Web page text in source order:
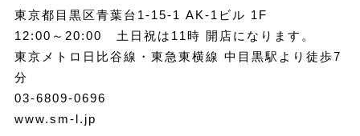
東京都目黒区青葉台1-15-1 AK-1ビル 1F
12:00～20:00 土日祝は11時 開店になります。
東京メトロ日比谷線・東急東横線 中目黒駅より徒歩7
分
03-6809-0696
www.sm-l.jp